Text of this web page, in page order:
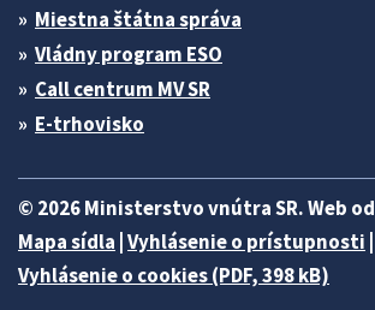
Miestna štátna správa
Vládny program ESO
Call centrum MV SR
E-trhovisko
© 2026 Ministerstvo vnútra SR. Web od
Mapa sídla Vyhlásenie o prístupnosti
Vyhlásenie o cookies (PDF, 398 kB)